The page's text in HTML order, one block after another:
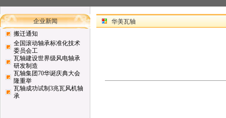
企业新闻
搬迁通知
全国滚动轴承标准化技术
委员会工
瓦轴建设世界级风电轴承
研发制造
瓦轴集团70华诞庆典大会
隆重举
瓦轴成功试制3兆瓦风机轴
承
华美瓦轴